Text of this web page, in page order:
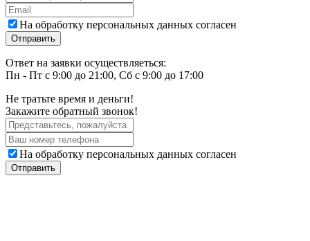
На обработку персональных данных согласен
Ответ на заявки осуществляеться:
Пн - Пт с 9:00 до 21:00, Сб с 9:00 до 17:00
Не тратьте время и деньги!
Закажите обратный звонок!
На обработку персональных данных согласен